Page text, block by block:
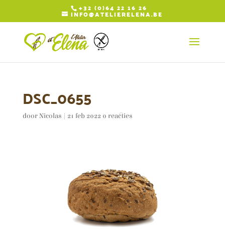
+32 (0)64 22 16 26
INFO@ATELIERELENA.BE
DSC_0655
doorNicolas 21 feb 2022 0 reacties